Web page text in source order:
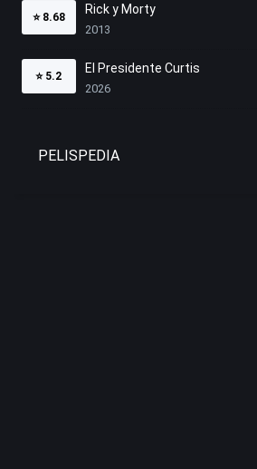
⭐ 8.68
Rick y Morty
2013
⭐ 5.2
El Presidente Curtis
2026
PELISPEDIA